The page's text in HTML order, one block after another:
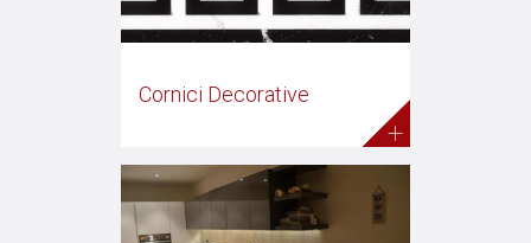
Cornici Decorative
+